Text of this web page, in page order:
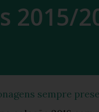
2015/
sempre